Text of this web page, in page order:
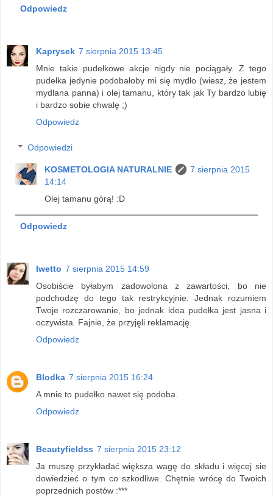
Odpowiedz
Kaprysek 7 sierpnia 2015 13:45
Mnie takie pudełkowe akcje nigdy nie pociągały. Z tego
pudełka jedynie podobałoby mi się mydło (wiesz, że jestem
mydlana panna) i olej tamanu, który tak jak Ty bardzo lubię
i bardzo sobie chwalę ;)
Odpowiedz
Odpowiedzi
KOSMETOLOGIA NATURALNIE
7 sierpnia 2015
14:14
Olej tamanu górą! :D
Odpowiedz
Iwetto 7 sierpnia 2015 14:59
Osobiście byłabym zadowolona z zawartości, bo nie
podchodzę do tego tak restrykcyjnie. Jednak rozumiem
Twoje rozczarowanie, bo jednak idea pudełka jest jasna i
oczywista. Fajnie, że przyjęli reklamację.
Odpowiedz
Blodka 7 sierpnia 2015 16:24
A mnie to pudełko nawet się podoba.
Odpowiedz
Beautyfieldss 7 sierpnia 2015 23:12
Ja muszę przykładać większa wagę do składu i więcej sie
dowiedzieć o tym co szkodliwe. Chętnie wrócę do Twoich
poprzednich postów :***